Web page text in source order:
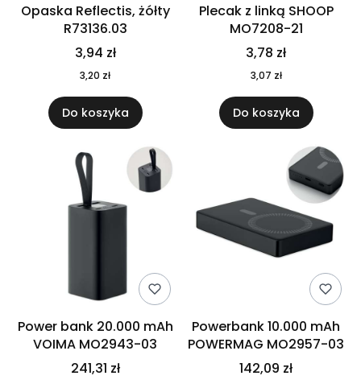
Opaska Reflectis, żółty
R73136.03
3,94 zł
3,20 zł
Do koszyka
Plecak z linką SHOOP
MO7208-21
3,78 zł
3,07 zł
Do koszyka
Power bank 20.000 mAh
VOIMA MO2943-03
241,31 zł
Powerbank 10.000 mAh
POWERMAG MO2957-03
142,09 zł